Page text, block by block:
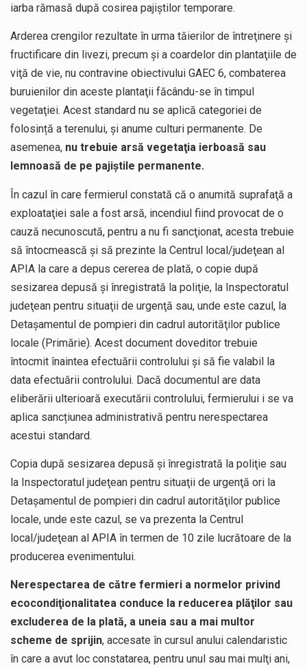
iarba rămasă după cosirea pajiştilor temporare.
Arderea crengilor rezultate în urma tăierilor de întreţinere şi
fructificare din livezi, precum şi a coardelor din plantaţiile de
viţă de vie, nu contravine obiectivului GAEC 6, combaterea
buruienilor din aceste plantaţii făcându-se în timpul
vegetaţiei. Acest standard nu se aplică categoriei de
folosință a terenului, și anume culturi permanente. De
asemenea, nu trebuie arsă vegetaţia ierboasă sau
lemnoasă de pe pajiştile permanente.
În cazul în care fermierul constată că o anumită suprafaţă a
exploataţiei sale a fost arsă, incendiul fiind provocat de o
cauză necunoscută, pentru a nu fi sancţionat, acesta trebuie
să întocmească și să prezinte la Centrul local/judeţean al
APIA la care a depus cererea de plată, o copie după
sesizarea depusă şi înregistrată la poliţie, la Inspectoratul
judeţean pentru situaţii de urgenţă sau, unde este cazul, la
Detaşamentul de pompieri din cadrul autorităţilor publice
locale (Primărie). Acest document doveditor trebuie
întocmit înaintea efectuării controlului şi să fie valabil la
data efectuării controlului. Dacă documentul are data
eliberării ulterioară executării controlului, fermierului i se va
aplica sancțiunea administrativă pentru nerespectarea
acestui standard.
Copia după sesizarea depusă şi înregistrată la poliţie sau
la Inspectoratul judeţean pentru situaţii de urgenţă ori la
Detaşamentul de pompieri din cadrul autorităţilor publice
locale, unde este cazul, se va prezenta la Centrul
local/judeţean al APIA în termen de 10 zile lucrătoare de la
producerea evenimentului.
Nerespectarea de către fermieri a normelor privind
ecocondiţionalitatea conduce la reducerea plăţilor sau
excluderea de la plată, a uneia sau a mai multor
scheme de sprijin, accesate în cursul anului calendaristic
în care a avut loc constatarea, pentru unul sau mai mulţi ani,